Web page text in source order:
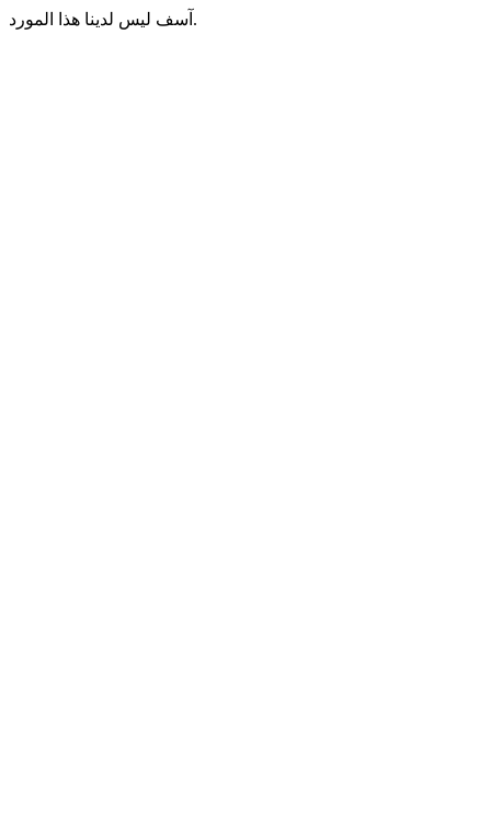
آسف ليس لدينا هذا المورد.